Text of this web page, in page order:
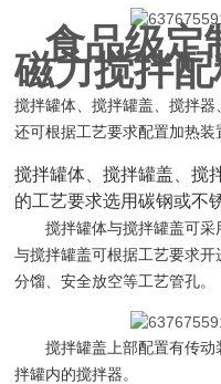
食品级定
磁力搅拌
搅拌罐体、搅拌罐盖、搅拌器
还可根据工艺要求配置加热装
搅拌罐体、搅拌罐盖、搅
的工艺要求选用碳钢或不
搅拌罐体与搅拌罐盖可
与搅拌罐盖可根据工艺要求
分馏、安全放空等工艺管孔。
搅拌罐盖上部配置有传
拌罐内的搅拌器。